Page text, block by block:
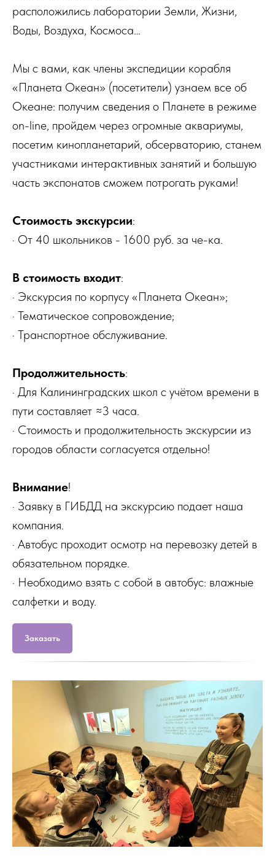
расположились лаборатории Земли, Жизни,
Воды, Воздуха, Космоса…
Мы с вами, как члены экспедиции корабля
«Планета Океан» (посетители) узнаем все об
Океане: получим сведения о Планете в режиме
on-line, пройдем через огромные аквариумы,
посетим кинопланетарий, обсерваторию, станем
участниками интерактивных занятий и большую
часть экспонатов сможем потрогать руками!
Стоимость экскурсии:
· От 40 школьников - 1600 руб. за че-ка.
В стоимость входит:
· Экскурсия по корпусу «Планета Океан»;
· Тематическое сопровождение;
· Транспортное обслуживание.
Продолжительность:
· Для Калининградских школ с учётом времени в
пути составляет ≈3 часа.
· Стоимость и продолжительность экскурсии из
городов области согласуется отдельно!
Внимание!
· Заявку в ГИБДД на экскурсию подает наша
компания.
· Автобус проходит осмотр на перевозку детей в
обязательном порядке.
· Необходимо взять с собой в автобус: влажные
салфетки и воду.
Заказать